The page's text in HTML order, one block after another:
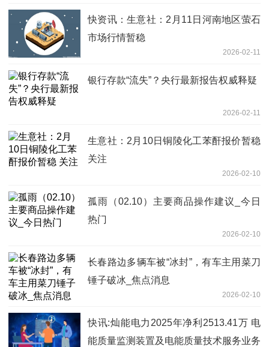
快资讯：生意社：2月11日河南地区萤石
市场行情暂稳
2026-02-11
银行存款“流失”？央行最新报告权威释疑
2026-02-11
生意社：2月10日铜陵化工苯酐报价暂稳
关注
2026-02-10
孤雨（02.10）主要商品操作建议_今日
热门
2026-02-10
长春路边多辆车被“冰封”，有车主用菜刀
锤子破冰_焦点消息
2026-02-10
快讯:灿能电力2025年净利2513.41万 电
能质量监测装置及电能质量技术服务业务